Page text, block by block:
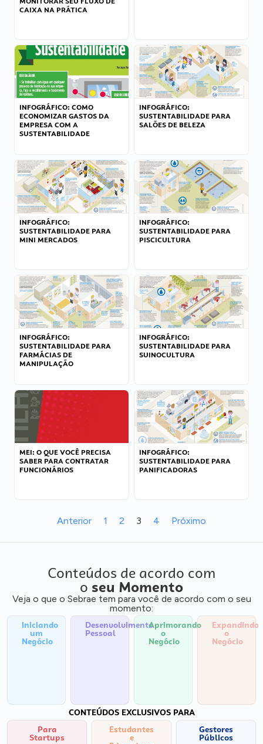
CAIXA NA PRÁTICA
INFOGRÁFICO: COMO
ECONOMIZAR GASTOS DA
EMPRESA COM A
SUSTENTABILIDADE
INFOGRÁFICO:
SUSTENTABILIDADE PARA
SALÕES DE BELEZA
INFOGRÁFICO:
SUSTENTABILIDADE PARA
MINI MERCADOS
INFOGRÁFICO:
SUSTENTABILIDADE PARA
PISCICULTURA
INFOGRÁFICO:
SUSTENTABILIDADE PARA
FARMÁCIAS DE
MANIPULAÇÃO
INFOGRÁFICO:
SUSTENTABILIDADE PARA
SUINOCULTURA
MEI: O QUE VOCÊ PRECISA
SABER PARA CONTRATAR
FUNCIONÁRIOS
INFOGRÁFICO:
SUSTENTABILIDADE PARA
PANIFICADORAS
Anterior 1 2 3 4 Próximo
Conteúdos de acordo com
o seu Momento
Veja o que o Sebrae tem para você de acordo com o seu
momento:
Iniciando
um
Negócio
Desenvolvimento
Pessoal
Aprimorando
o
Negócio
Expandindo
o
Negócio
CONTEÚDOS EXCLUSIVOS PARA
Para
Startups
Estudantes
e
Gestores
Públicos